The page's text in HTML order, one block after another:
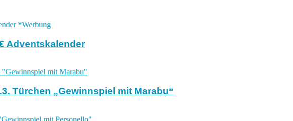
Adventskalender
Türchen „Gewinnspiel mit Marabu“